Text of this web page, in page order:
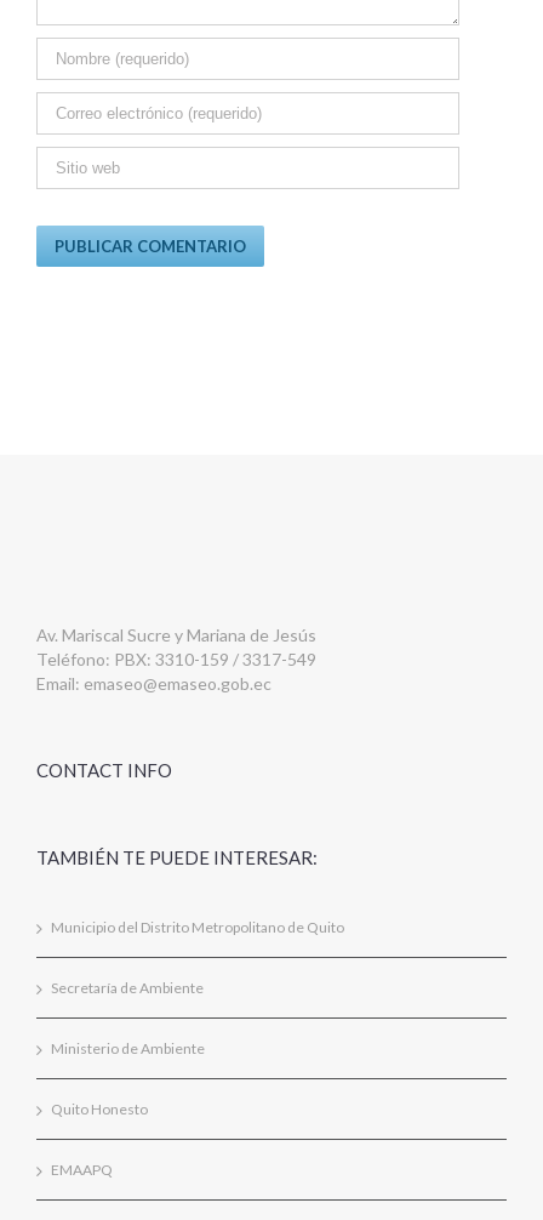
Av. Mariscal Sucre y Mariana de Jesús
Teléfono: PBX: 3310-159 / 3317-549
Email: emaseo@emaseo.gob.ec
CONTACT INFO
TAMBIÉN TE PUEDE INTERESAR:
Municipio del Distrito Metropolitano de Quito
Secretaría de Ambiente
Ministerio de Ambiente
Quito Honesto
EMAAPQ